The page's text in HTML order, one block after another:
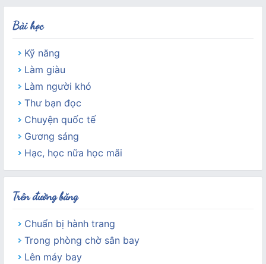
Bài học
Kỹ năng
Làm giàu
Làm người khó
Thư bạn đọc
Chuyện quốc tế
Gương sáng
Hạc, học nữa học mãi
Trên đường băng
Chuẩn bị hành trang
Trong phòng chờ sân bay
Lên máy bay